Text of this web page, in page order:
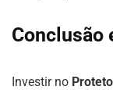
Conclusão
Investir no